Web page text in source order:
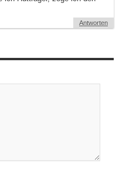
Antworten